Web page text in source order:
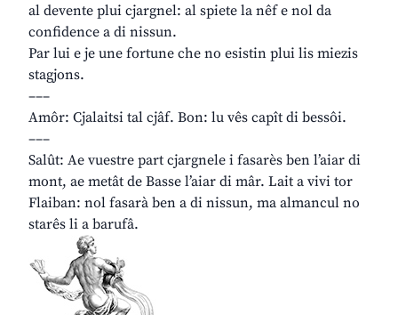
al devente plui cjargnel: al spiete la nêf e nol da
confidence a di nissun.
Par lui e je une fortune che no esistin plui lis miezis
stagjons.
–––
Amôr: Cjalaitsi tal cjâf. Bon: lu vês capît di bessôi.
–––
Salût: Ae vuestre part cjargnele i fasarès ben l’aiar di
mont, ae metât de Basse l’aiar di mâr. Lait a vivi tor
Flaiban: nol fasarà ben a di nissun, ma almancul no
starês li a barufâ.